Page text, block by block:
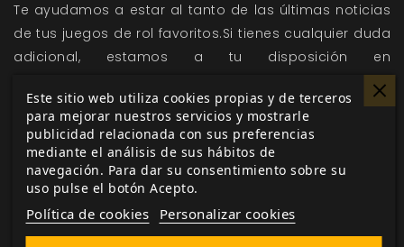
Te ayudamos a estar al tanto de las últimas noticias
de tus juegos de rol favoritos.Si tienes cualquier duda
adicional, estamos a tu disposición en
Sé quien tú quieras, conéctate con nosotros como tú
quieras y sigue disfrutando de Mucho Rol.
Me gusta esto
Este sitio web utiliza cookies propias y de terceros
para mejorar nuestros servicios y mostrarle
publicidad relacionada con sus preferencias
mediante el análisis de sus hábitos de
navegación. Para dar su consentimiento sobre su
uso pulse el botón Acepto.
Política de cookies Personalizar cookies